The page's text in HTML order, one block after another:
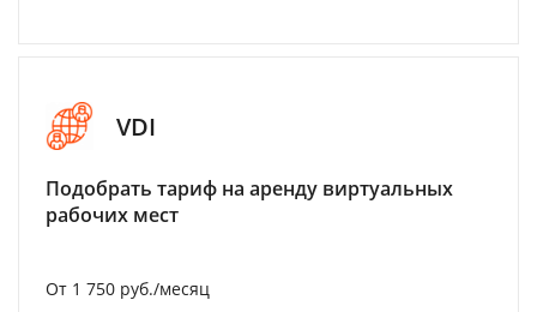
VDI
Подобрать тариф на аренду виртуальных
рабочих мест
От 1 750 руб./месяц